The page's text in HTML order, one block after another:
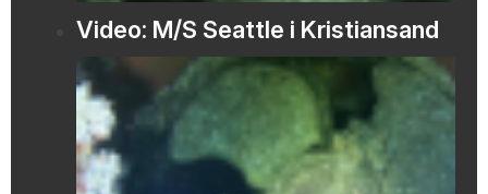
Video: M/S Seattle i Kristiansand